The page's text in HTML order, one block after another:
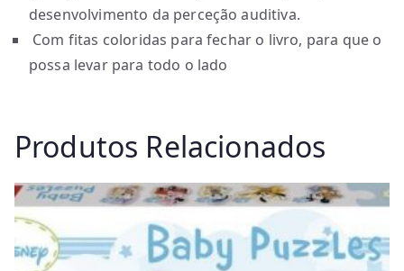
desenvolvimento da perceção auditiva.
Com fitas coloridas para fechar o livro, para que o
possa levar para todo o lado
Produtos Relacionados